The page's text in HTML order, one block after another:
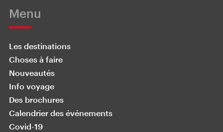
Menu
Les destinations
Choses à faire
Nouveautés
Info voyage
Des brochures
Calendrier des événements
Covid-19